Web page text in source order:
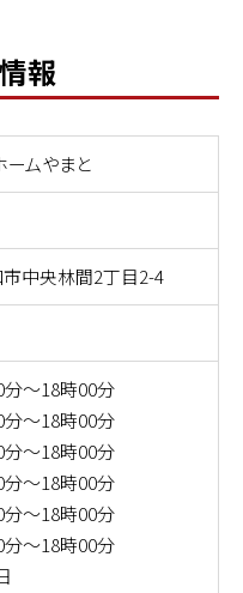
報
ムやまと
中央林間2丁目2-4
～18時00分
～18時00分
～18時00分
～18時00分
～18時00分
～18時00分